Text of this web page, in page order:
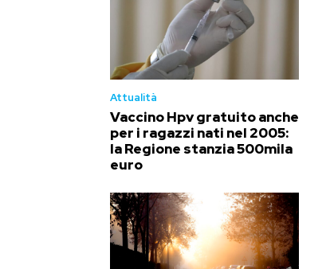
Attualità
Vaccino Hpv gratuito anche
per i ragazzi nati nel 2005:
la Regione stanzia 500mila
euro